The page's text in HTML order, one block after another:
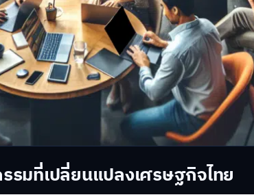
รมที่เปลี่ยนแปลงเศรษฐกิจไทย